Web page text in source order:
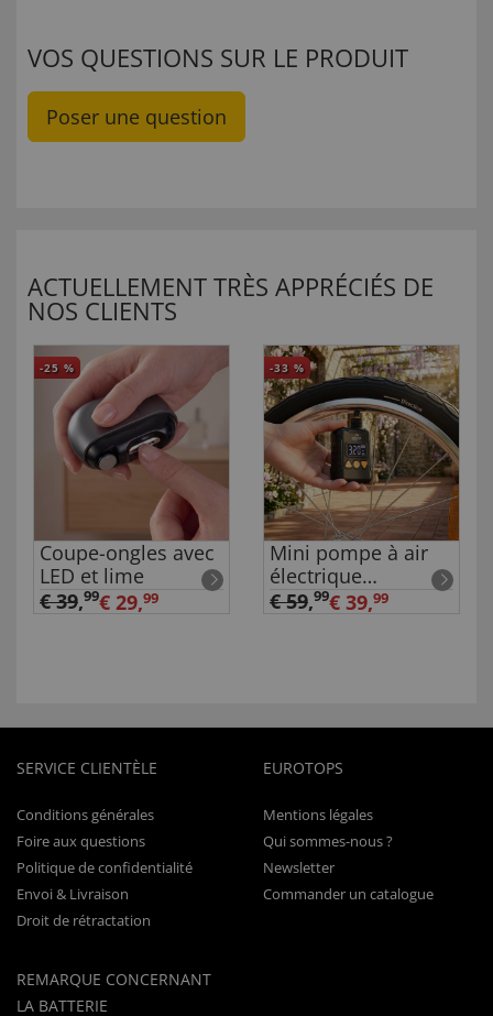
VOS QUESTIONS SUR LE PRODUIT
Poser une question
ACTUELLEMENT TRÈS APPRÉCIÉS DE
NOS CLIENTS
-25 %
Coupe-ongles avec
LED et lime
€ 39,99€ 29,99
-33 %
Mini pompe à air
électrique
rechargeable
€ 59,99€ 39,99
SERVICE CLIENTÈLE
Conditions générales
Foire aux questions
Politique de confidentialité
Envoi & Livraison
Droit de rétractation
REMARQUE CONCERNANT
LA BATTERIE
EUROTOPS
Mentions légales
Qui sommes-nous ?
Newsletter
Commander un catalogue